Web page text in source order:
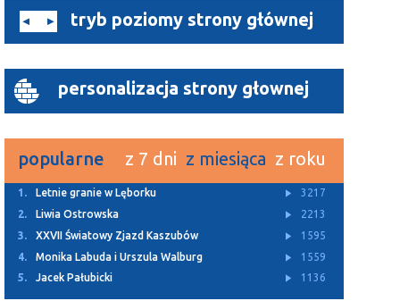
tryb poziomy strony głównej
personalizacja strony głownej
popularne z 7 dni z miesiąca z roku
1. Letnie granie w Lęborku
3217
2.
Liwia Ostrowska
2213
3.
XXVII Światowy Zjazd Kaszubów
1595
4.
Monika Labuda i Urszula Walburg
1559
5.
Jacek Pałubicki 1136